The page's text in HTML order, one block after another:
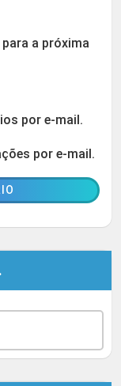
a próxima
por e-mail.
por e-mail.